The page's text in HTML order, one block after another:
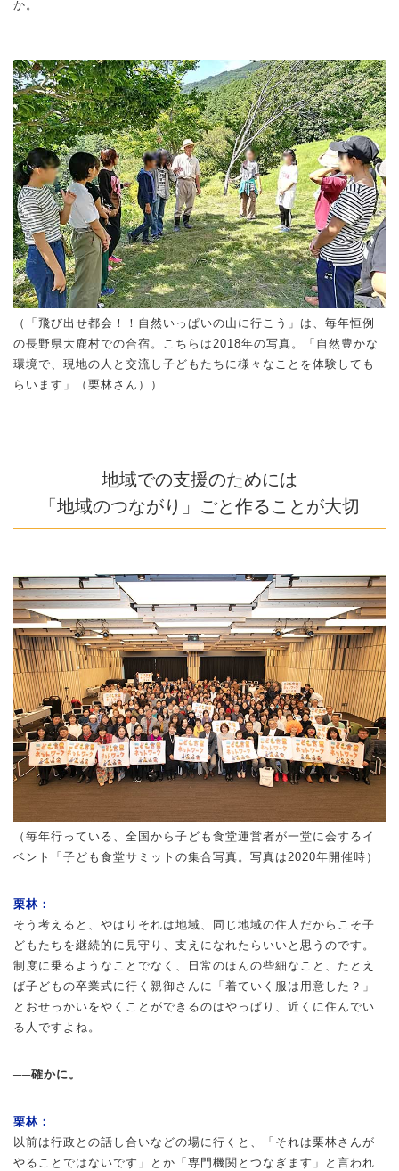
か。
（「飛び出せ都会！！自然いっぱいの山に行こう」は、毎年恒例
の長野県大鹿村での合宿。こちらは2018年の写真。「自然豊かな
環境で、現地の人と交流し子どもたちに様々なことを体験しても
らいます」（栗林さん））
地域での支援のためには
「地域のつながり」ごと作ることが大切
（毎年行っている、全国から子ども食堂運営者が一堂に会するイ
ベント「子ども食堂サミットの集合写真。写真は2020年開催時）
栗林：
そう考えると、やはりそれは地域、同じ地域の住人だからこそ子
どもたちを継続的に見守り、支えになれたらいいと思うのです。
制度に乗るようなことでなく、日常のほんの些細なこと、たとえ
ば子どもの卒業式に行く親御さんに「着ていく服は用意した？」
とおせっかいをやくことができるのはやっぱり、近くに住んでい
る人ですよね。
──確かに。
栗林：
以前は行政との話し合いなどの場に行くと、「それは栗林さんが
やることではないです」とか「専門機関とつなぎます」と言われ